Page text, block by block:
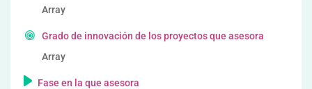
Array
Grado de innovación de los proyectos que asesora
Array
Fase en la que asesora